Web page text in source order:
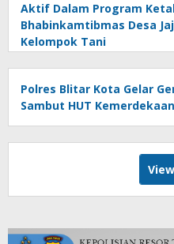
Aktif Dalam Program
Bhabinkamtibmas Desa
Kelompok Tani
Polres Blitar Kota Gelar
Sambut HUT